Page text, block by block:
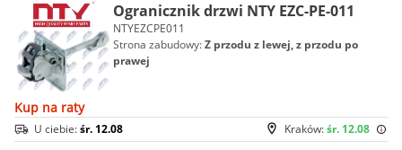
Ogranicznik drzwi NTY EZC-PE-011
NTYEZCPE011
Strona zabudowy:Z przodu z lewej, z przodu po
prawej
Kup na raty
Kraków:śr. 12.08
U ciebie:śr. 12.08